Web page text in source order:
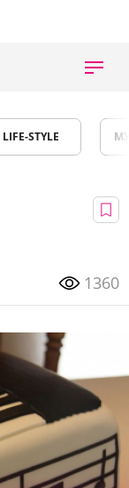
LIFE-STYLE
1360